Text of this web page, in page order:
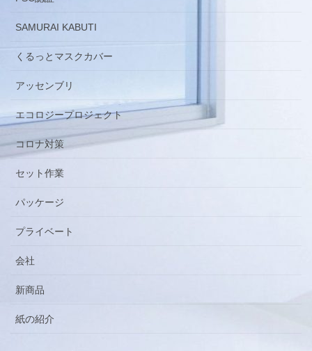
SAMURAI KABUTI
くるっとマスクカバー
アッセンブリ
エコロジープロジェクト
コロナ対策
セット作業
パッケージ
プライベート
会社
新商品
紙の紹介